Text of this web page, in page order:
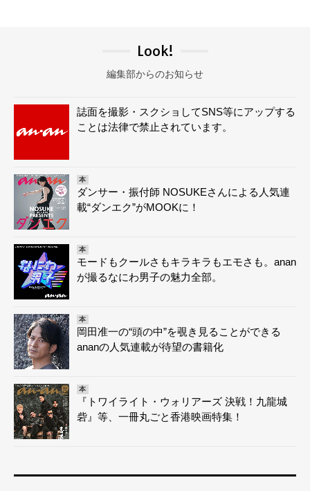
Look!
編集部からのお知らせ
誌面を撮影・スクショしてSNS等にアップする
ことは法律で禁止されています。
本
ダンサー・振付師 NOSUKEさんによる人気連
載“ダンエク”がMOOKに！
本
モードもクールさもキラキラもエモさも。anan
が撮るなにわ男子の魅力全部。
本
岡田准一の“頭の中”を覗き見ることができる
ananの人気連載が待望の書籍化
本
『トワイライト・ウォリアーズ 決戦！九龍城
砦』等、一冊丸ごと香港映画特集！